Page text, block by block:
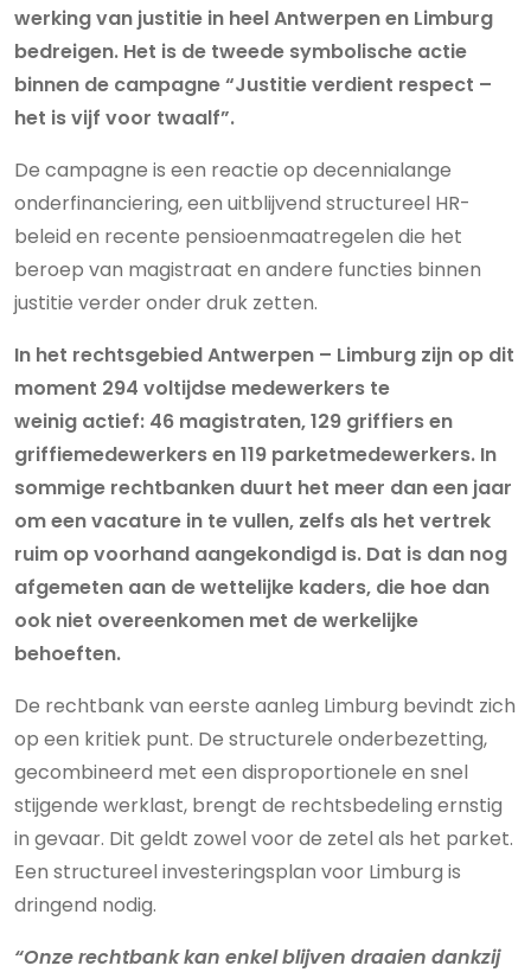
werking van justitie in heel Antwerpen en Limburg
bedreigen. Het is de tweede symbolische actie
binnen de campagne “Justitie verdient respect –
het is vijf voor twaalf”.
De campagne is een reactie op decennialange
onderfinanciering, een uitblijvend structureel HR-
beleid en recente pensioenmaatregelen die het
beroep van magistraat en andere functies binnen
justitie verder onder druk zetten.
In het rechtsgebied Antwerpen – Limburg zijn op dit
moment 294 voltijdse medewerkers te
weinig actief: 46 magistraten, 129 griffiers en
griffiemedewerkers en 119 parketmedewerkers. In
sommige rechtbanken duurt het meer dan een jaar
om een vacature in te vullen, zelfs als het vertrek
ruim op voorhand aangekondigd is. Dat is dan nog
afgemeten aan de wettelijke kaders, die hoe dan
ook niet overeenkomen met de werkelijke
behoeften.
De rechtbank van eerste aanleg Limburg bevindt zich
op een kritiek punt. De structurele onderbezetting,
gecombineerd met een disproportionele en snel
stijgende werklast, brengt de rechtsbedeling ernstig
in gevaar. Dit geldt zowel voor de zetel als het parket.
Een structureel investeringsplan voor Limburg is
dringend nodig.
“Onze rechtbank kan enkel blijven draaien dankzij